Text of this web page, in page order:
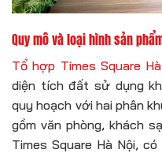
Quy mô và loại hình sản
Tổ hợp Times Square
diện tích đất sử dụng
quy hoạch với hai phân
gồm văn phòng, khách
Times Square Hà Nội,